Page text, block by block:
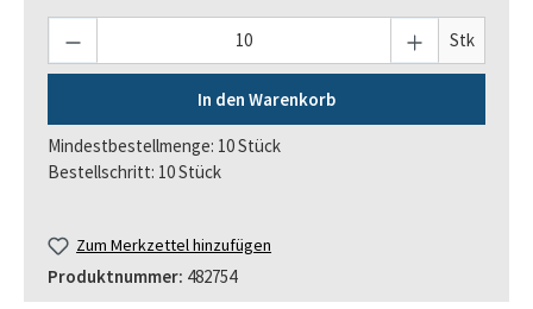
Stk
In den Warenkorb
Mindestbestellmenge: 10 Stück
Bestellschritt: 10 Stück
Zum Merkzettel hinzufügen
Produktnummer: 482754